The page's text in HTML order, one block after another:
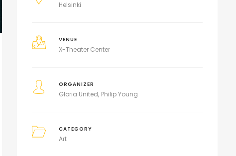
Helsinki
VENUE
X-Theater Center
ORGANIZER
Gloria United Philip Young
CATEGORY
Art